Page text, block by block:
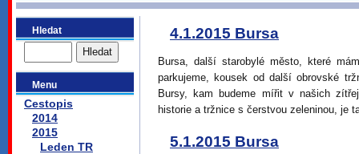
Hledat
Menu
Cestopis
2014
2015
Leden TR
4.1.2015 Bursa
Bursa, další starobylé město, které
parkujeme, kousek od další obrovské
Bursy, kam budeme mířit v našich
historie a tržnice s čerstvou zeleninou, je
5.1.2015 Bursa